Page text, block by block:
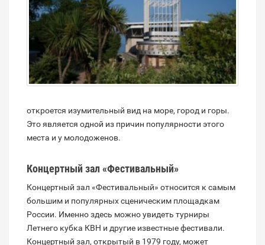
откроется изумительный вид на море, город и горы.
Это является одной из причин популярности этого
места и у молодоженов.
Концертный зал «Фестивальный»
Концертный зал «Фестивальный» относится к самым
большим и популярных сценическим площадкам
России. Именно здесь можно увидеть турниры
Летнего кубка КВН и другие известные фестивали.
Концертный зал, открытый в 1979 году, может